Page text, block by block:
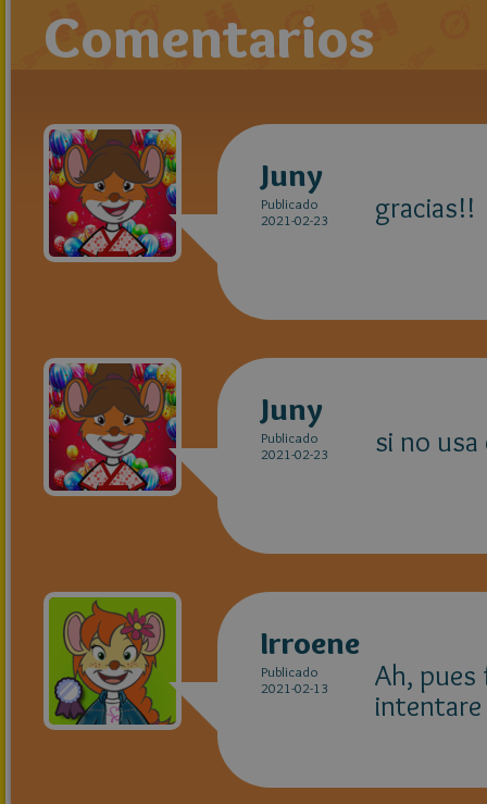
Comentarios
Juny
Publicado
2021-02-23
gracias!!
Juny
Publicado
2021-02-23
si no
Irroene
Publicado
2021-02-13
Ah, pues
intentare